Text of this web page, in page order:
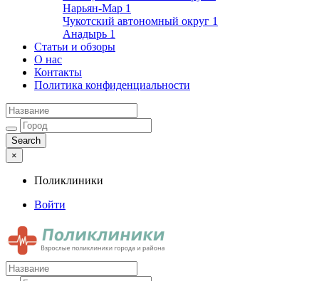
Нарьян-Мар 1
Чукотский автономный округ 1
Анадырь 1
Статьи и обзоры
О нас
Контакты
Политика конфиденциальности
×
Поликлиники
Войти
Поликлиники
Взрослые поликлиники города и района